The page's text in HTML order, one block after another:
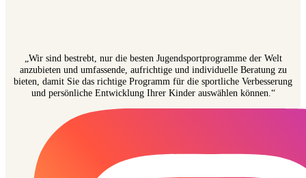
„Wir sind bestrebt, nur die besten Jugendsportprogramme der Welt
anzubieten und umfassende, aufrichtige und individuelle Beratung zu
bieten, damit Sie das richtige Programm für die sportliche Verbesserung
und persönliche Entwicklung Ihrer Kinder auswählen können.“